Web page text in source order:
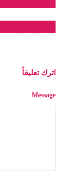
اترك تعليقاً
Message